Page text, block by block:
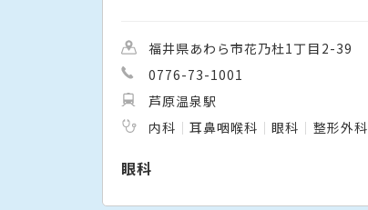
福井県あわら市花乃杜1丁目2-39
0776-73-1001
芦原温泉駅
内科
耳鼻咽喉科 眼科 整形外科
眼科